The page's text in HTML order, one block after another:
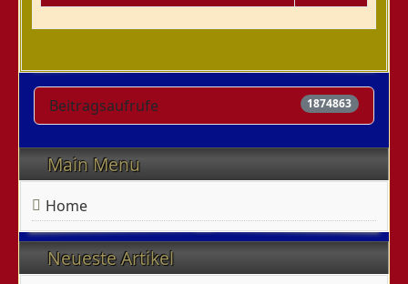
Main Menu
Home
Neueste Artikel
Beitragsaufrufe 1874863